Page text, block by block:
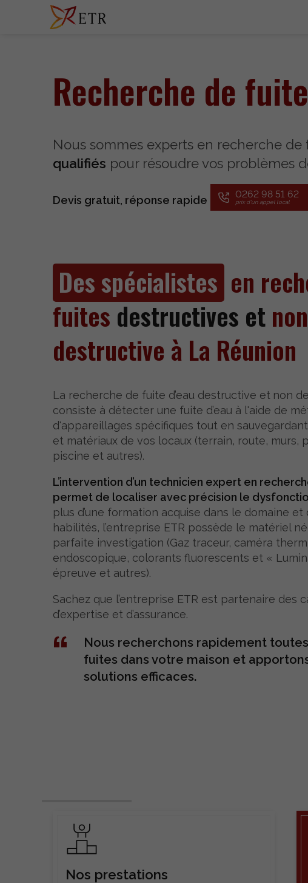
Recherche de
Nous sommes experts en recherche
qualifiés pour résoudre vos problèmes
Devis gratuit, réponse rapide 0262 98 51 62
Des spécialistes en
fuites destructives et non
destructive à La Réunion
La recherche de fuite d’eau destructive et non
consiste à détecter une fuite d’eau à l'aide de
d'appareillages spécifiques tout en
et matériaux de vos locaux (terrain, route, murs,
piscine et autres).
L’intervention d’un technicien expert en
permet de localiser avec précision le
plus d’une formation acquise dans le domaine
habilités, l’entreprise ETR possède le matériel
parfaite investigation (Gaz traceur, caméra
endoscopique, colorants fluorescents et «
épreuve et autres).
Sachez que l’entreprise ETR est partenaire des
d’expertise et d’assurance.
Nous recherchons rapidement
fuites dans votre maison et
solutions efficaces.
Nos prestations